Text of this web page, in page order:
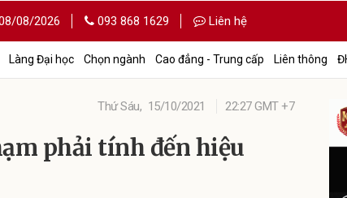
08/2026 093 868 1629 Liên hệ
Làng Đại học Chọn ngành Cao đẳng - Trung cấp Liên thông
Thứ Sáu, 15/10/2021 22:27 GMT +7
phải tính đến hiệu